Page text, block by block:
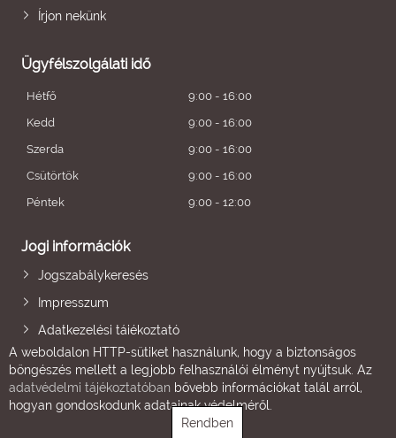
Írjon nekünk
Ügyfélszolgálati idő
Hétfő
9:00 - 16:00
Kedd
9:00 - 16:00
Szerda
9:00 - 16:00
Csütörtök
9:00 - 16:00
Péntek
9:00 - 12:00
Jogi információk
Jogszabálykeresés
Impresszum
Adatkezelési tájékoztató
A weboldalon HTTP-sütiket használunk, hogy a biztonságos
böngészés mellett a legjobb felhasználói élményt nyújtsuk. Az
adatvédelmi tájékoztatóban bővebb információkat talál arról,
hogyan gondoskodunk adatainak védelméről.
Rendben